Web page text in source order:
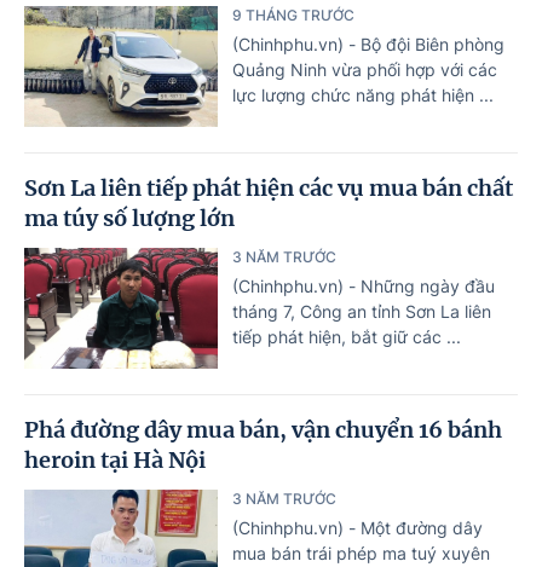
9 THÁNG TRƯỚC
(Chinhphu.vn) - Bộ đội Biên phòng
Quảng Ninh vừa phối hợp với các
lực lượng chức năng phát hiện ...
Sơn La liên tiếp phát hiện các vụ mua bán chất
ma túy số lượng lớn
3 NĂM TRƯỚC
(Chinhphu.vn) - Những ngày đầu
tháng 7, Công an tỉnh Sơn La liên
tiếp phát hiện, bắt giữ các ...
Phá đường dây mua bán, vận chuyển 16 bánh
heroin tại Hà Nội
3 NĂM TRƯỚC
(Chinhphu.vn) - Một đường dây
mua bán trái phép ma tuý xuyên